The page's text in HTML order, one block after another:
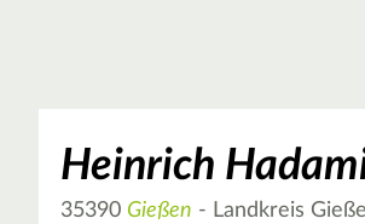
Heinrich
35390 Gießen - Landkreis